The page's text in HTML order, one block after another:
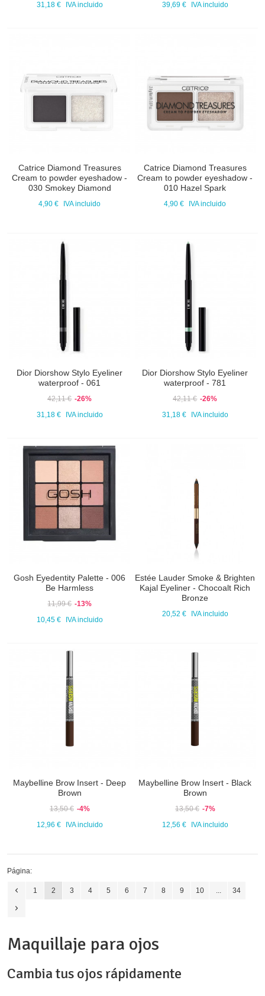
31,18 €
IVA incluido
39,69 €
IVA incluido
Catrice Diamond Treasures
Cream to powder eyeshadow -
030 Smokey Diamond
4,90 € IVA incluido
Catrice Diamond Treasures
Cream to powder eyeshadow -
010 Hazel Spark
4,90 € IVA incluido
Dior Diorshow Stylo Eyeliner
waterproof - 061
42,11 € -26%
31,18 €
IVA incluido
Dior Diorshow Stylo Eyeliner
waterproof - 781
42,11 € -26%
31,18 €
IVA incluido
Gosh Eyedentity Palette - 006
Be Harmless
11,99 € -13%
10,45 €
IVA incluido
Estée Lauder Smoke & Brighten
Kajal Eyeliner - Chocoalt Rich
Bronze
20,52 € IVA incluido
Maybelline Brow Insert - Deep
Brown
13,50 € -4%
12,96 €
IVA incluido
Maybelline Brow Insert - Black
Brown
13,50 € -7%
12,56 €
IVA incluido
Página:
1 2 3 4 5 6 7 8 9 10 ... 34
Maquillaje para ojos
Cambia tus ojos rápidamente